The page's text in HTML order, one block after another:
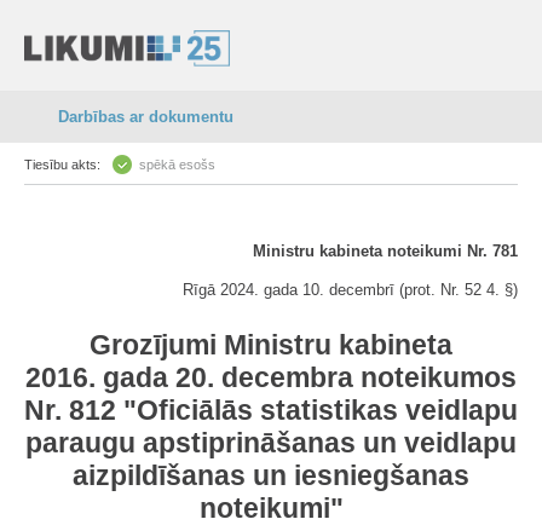
Darbības ar dokumentu
Tiesību akts: spēkā esošs
Ministru kabineta noteikumi Nr. 781
Rīgā 2024. gada 10. decembrī (prot. Nr. 52 4. §)
Grozījumi Ministru kabineta
2016. gada 20. decembra noteikumos
Nr. 812 "Oficiālās statistikas veidlapu
paraugu apstiprināšanas un veidlapu
aizpildīšanas un iesniegšanas
noteikumi"